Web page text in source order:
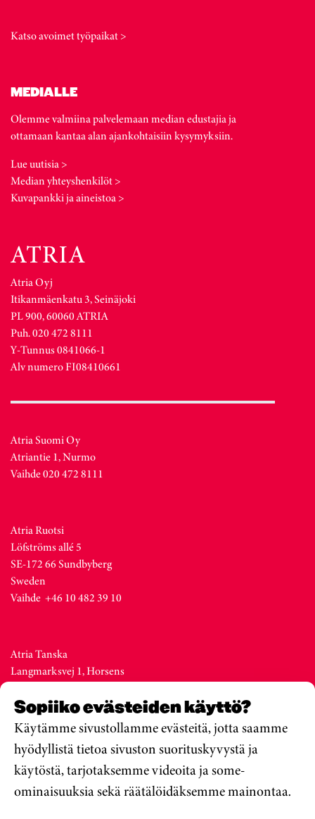
Sopiiko evästeiden käyttö?
Käytämme sivustollamme evästeitä, jotta saamme
hyödyllistä tietoa sivuston suorituskyvystä ja
käytöstä, tarjotaksemme videoita ja some-
ominaisuuksia sekä räätälöidäksemme mainontaa.
Katso avoimet työpaikat >
MEDIALLE
Olemme valmiina palvelemaan median edustajia ja
ottamaan kantaa alan ajankohtaisiin kysymyksiin.
Lue uutisia >
Median yhteyshenkilöt >
Kuvapankki ja aineistoa >
Atria Oyj
Itikanmäenkatu 3, Seinäjoki
PL 900, 60060 ATRIA
Puh. 020 472 8111
Y-Tunnus 0841066-1
Alv numero FI08410661
Atria Suomi Oy
Atriantie 1, Nurmo
Vaihde 020 472 8111
Atria Ruotsi
Löfströms allé 5
SE-172 66 Sundbyberg
Sweden
Vaihde +46 10 482 39 10
Atria Tanska
Langmarksvej 1, Horsens
Denmark
Vaihde +45 76 28 25 00
Atria Viro
Metsa str. 19, Valga